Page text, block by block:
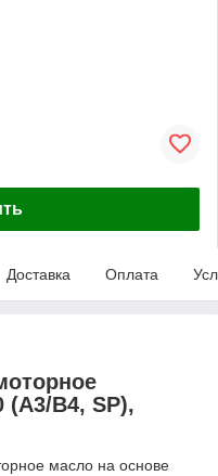
Доставка Оплата
B4, SP),
масло на основе